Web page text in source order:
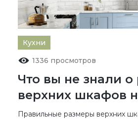
Кухни
1336 просмотров
Что вы не знали о
верхних шкафов
Правильные размеры верхних